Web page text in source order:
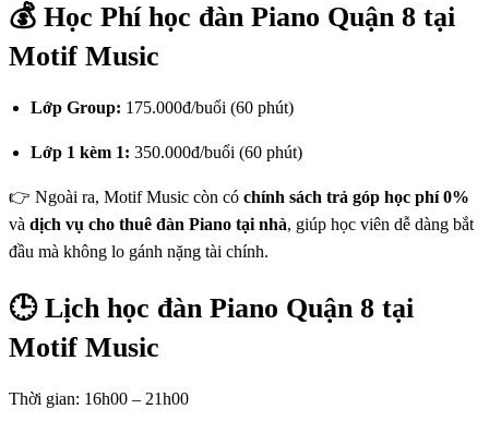
💰 Học Phí học đàn Piano Quận 8 tại
Motif Music
Lớp Group: 175.000đ/buổi (60 phút)
Lớp 1 kèm 1: 350.000đ/buổi (60 phút)
👉 Ngoài ra, Motif Music còn có chính sách trả góp học phí 0%
và dịch vụ cho thuê đàn Piano tại nhà, giúp học viên dễ dàng bắt
đầu mà không lo gánh nặng tài chính.
🕒 Lịch học đàn Piano Quận 8 tại
Motif Music
Thời gian: 16h00 – 21h00